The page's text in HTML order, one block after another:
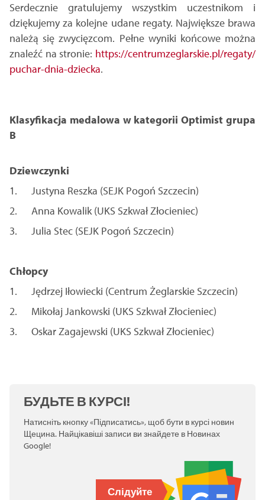
Serdecznie gratulujemy wszystkim uczestnikom i
dziękujemy za kolejne udane regaty. Największe brawa
należą się zwycięzcom. Pełne wyniki końcowe można
znaleźć na stronie: https://centrumzeglarskie.pl/regaty/
puchar-dnia-dziecka.
Klasyfikacja medalowa w kategorii Optimist grupa
B
Dziewczynki
1. Justyna Reszka (SEJK Pogoń Szczecin)
2. Anna Kowalik (UKS Szkwał Złocieniec)
3. Julia Stec (SEJK Pogoń Szczecin)
Chłopcy
1. Jędrzej Iłowiecki (Centrum Żeglarskie Szczecin)
2. Mikołaj Jankowski (UKS Szkwał Złocieniec)
3. Oskar Zagajewski (UKS Szkwał Złocieniec)
БУДЬТЕ В КУРСІ!
Натисніть кнопку «Підписатись», щоб бути в курсі новин
Щецина. Найцікавіші записи ви знайдете в Новинах
Google!
Слідуйте